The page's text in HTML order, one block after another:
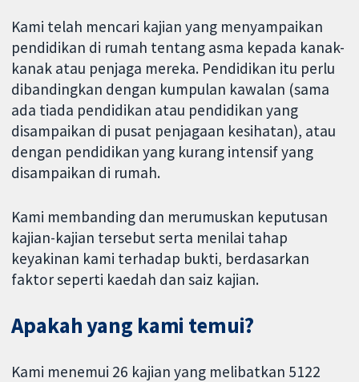
Kami telah mencari kajian yang menyampaikan
pendidikan di rumah tentang asma kepada kanak-
kanak atau penjaga mereka. Pendidikan itu perlu
dibandingkan dengan kumpulan kawalan (sama
ada tiada pendidikan atau pendidikan yang
disampaikan di pusat penjagaan kesihatan), atau
dengan pendidikan yang kurang intensif yang
disampaikan di rumah.
Kami membanding dan merumuskan keputusan
kajian-kajian tersebut serta menilai tahap
keyakinan kami terhadap bukti, berdasarkan
faktor seperti kaedah dan saiz kajian.
Apakah yang kami temui?
Kami menemui 26 kajian yang melibatkan 5122